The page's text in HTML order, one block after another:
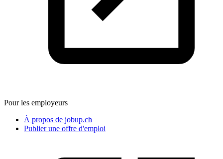
Pour les employeurs
À propos de jobup.ch
Publier une offre d'emploi